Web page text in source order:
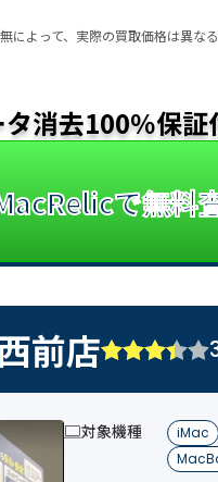
よって、実際の買取価格は異なる
消去100％保証
で無料
前店
対象機種 iMac